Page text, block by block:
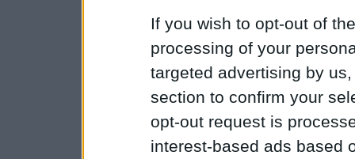
If you wish to opt-out of
processing of your
targeted advertising by
section to confirm your
opt-out request is
interest-based ads based